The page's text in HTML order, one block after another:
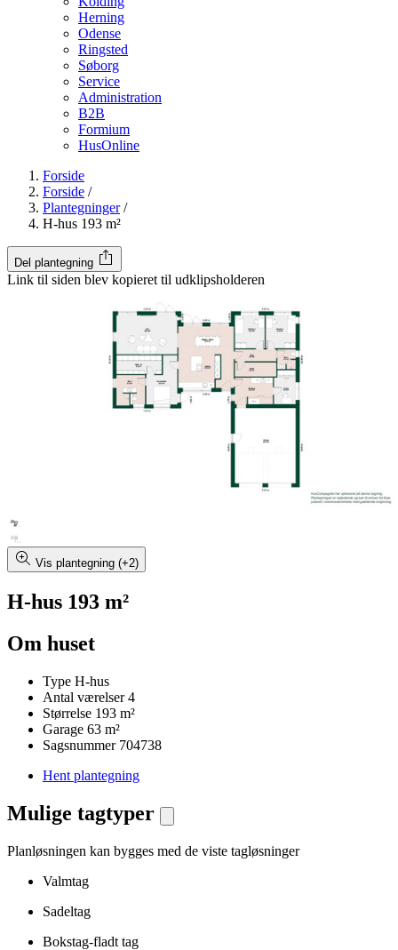
Herning
Odense
Ringsted
Søborg
Service
Administration
B2B
Formium
HusOnline
Forside
Forside /
Plantegninger /
H-hus 193 m²
Del plantegning
Link til siden blev kopieret til udklipsholderen
Vis plantegning (+2)
H-hus 193 m²
Om huset
Type H-hus
Antal værelser 4
Størrelse 193 m²
Garage 63 m²
Sagsnummer 704738
Hent plantegning
Mulige tagtyper
Planløsningen kan bygges med de viste tagløsninger
Valmtag
Sadeltag
Bokstag-fladt tag